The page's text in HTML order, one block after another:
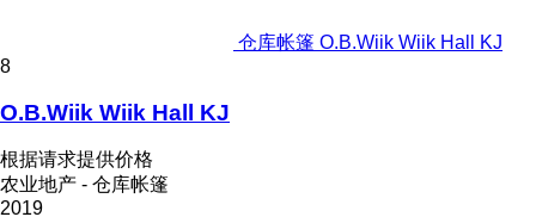
仓库帐篷 O.B.Wiik Wiik Hall KJ
8
O.B.Wiik Wiik Hall KJ
根据请求提供价格
农业地产 - 仓库帐篷
2019